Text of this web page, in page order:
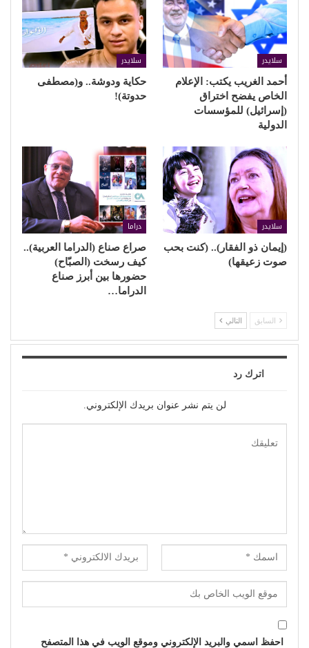
سلايدر
أحمد الغريب يكتب: الإعلام
الخاص يفضح اختراق
(إسرائيل) للمؤسسات
الدولية
سلايدر
حكاية ودوشة.. و(مصطفى
حدوتة)!
سلايدر
(إيمان ذو الفقار).. (كنت بحب
صوت زعيقها)
دراما
صراع صناع (الدراما العربية)..
كيف رسخت (الصبّاح)
حضورها بين أبرز صناع
الدراما…
السابق التالي
اترك رد
لن يتم نشر عنوان بريدك الإلكتروني.
احفظ اسمي والبريد الإلكتروني وموقع الويب في هذا المتصفح